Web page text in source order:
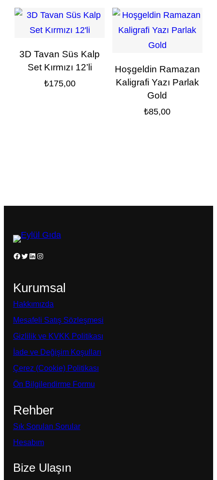
₺150,00.
3D Tavan Süs Kalp
Set Kırmızı 12’li
₺175,00
Hoşgeldin Ramazan
Kaligrafi Yazı Parlak
Gold
₺85,00
Facebook Twitter LinkedIn Instagram
Kurumsal
Hakkımızda
Mesafeli Satış Sözleşmesi
Gizlilik ve KVKK Politikası
İade ve Değişim Koşulları
Çerez (Cookie) Politikası
Ön Bilgilendirme Formu
Rehber
Sık Sorulan Sorular
Hesabım
Bize Ulaşın